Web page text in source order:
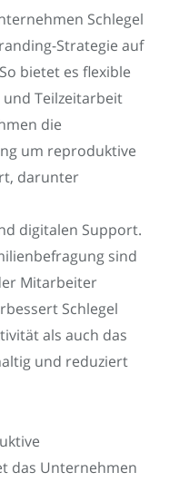
Schlegel
Strategie auf
bietet es flexible
Teilzeitarbeit
die
um reproduktive
darunter
digitalen Support.
sind
Mitarbeiter
Schlegel
als auch das
und reduziert
das Unternehmen